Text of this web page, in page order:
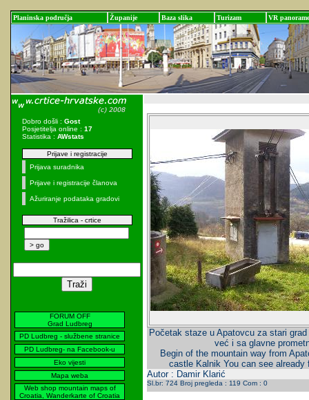
Planinska područja Županije Baza slika Turizam VR panorame
Dobro došli : Gost
Posjetitelja online : 17
Statistika : AWstats
Prijave i registracije
Prijava suradnika
Prijave i registracije članova
Ažuriranje podataka gradovi
Tražilica - crtice
FORUM OFF
Grad Ludbreg
PD Ludbreg - službene stranice
PD Ludbreg- na Facebook-u
Eko vijesti
Mapa weba
Web shop mountain maps of
Croatia, Wanderkarte of Croatia
Početak staze u Apatovcu za stari
već i sa glavne
Begin of the mountain way from
castle Kalnik You can see already
Autor : Damir Klarić
Sl.br: 724 Broj pregleda : 119 Com : 0